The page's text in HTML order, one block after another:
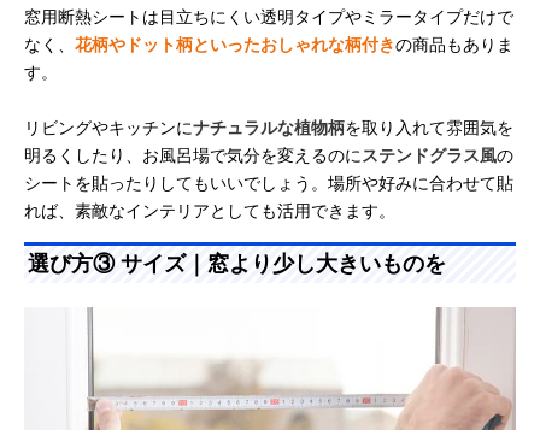
窓用断熱シートは目立ちにくい透明タイプやミラータイプだけで
なく、 花柄やドット柄といったおしゃれな柄付きの商品もありま
す。
リビングやキッチンにナチュラルな植物柄を取り入れて雰囲気を
明るくしたり、お風呂場で気分を変えるのに ステンドグラス風の
シートを貼ったりしてもいいでしょう。場所や好みに合わせて貼
れば、素敵なインテリアとしても活用できます。
選び方③ サイズ｜窓より少し大きいものを